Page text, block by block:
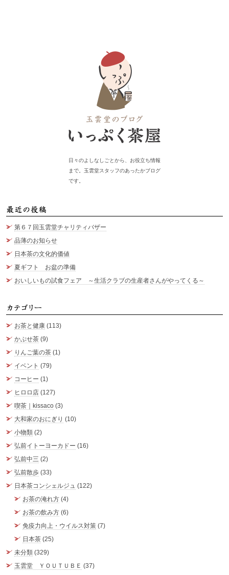
日々のよしなしごとから、お役立ち情報
まで。玉雲堂スタッフのあったかブログ
です。
第６７回玉雲堂チャリティバザー
品薄のお知らせ
日本茶の文化的価値
夏ギフト お盆の準備
おいしいもの試食フェア ～生活クラブの生産者さんがやってくる～
お茶と健康 (113)
かぶせ茶 (9)
りんご葉の茶 (1)
イベント (79)
コーヒー (1)
ヒロロ店 (127)
喫茶｜kissaco (3)
大和家のおにぎり (10)
小物類 (2)
弘前イトーヨーカドー (16)
弘前中三 (2)
弘前散歩 (33)
日本茶コンシェルジュ (122)
お茶の淹れ方 (4)
お茶の飲み方 (6)
免疫力向上・ウイルス対策 (7)
日本茶 (25)
未分類 (329)
玉雲堂 ＹＯＵＴＵＢＥ (37)